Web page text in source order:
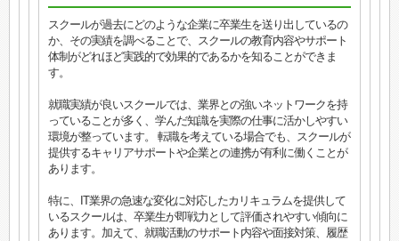
スクールが過去にどのような企業に卒業生を送り出しているの
か、その実績を調べることで、スクールの教育内容やサポート
体制がどれほど実践的で効果的であるかを知ることができま
す。
就職実績が良いスクールでは、業界との強いネットワークを持
っていることが多く、学んだ知識を実際の仕事に活かしやすい
環境が整っています。 転職を考えている場合でも、スクールが
提供するキャリアサポートや企業との連携が有利に働くことが
あります。
特に、IT業界の急速な変化に対応したカリキュラムを提供して
いるスクールは、卒業生が即戦力として評価されやすい傾向に
あります。加えて、就職活動のサポート内容や面接対策、履歴